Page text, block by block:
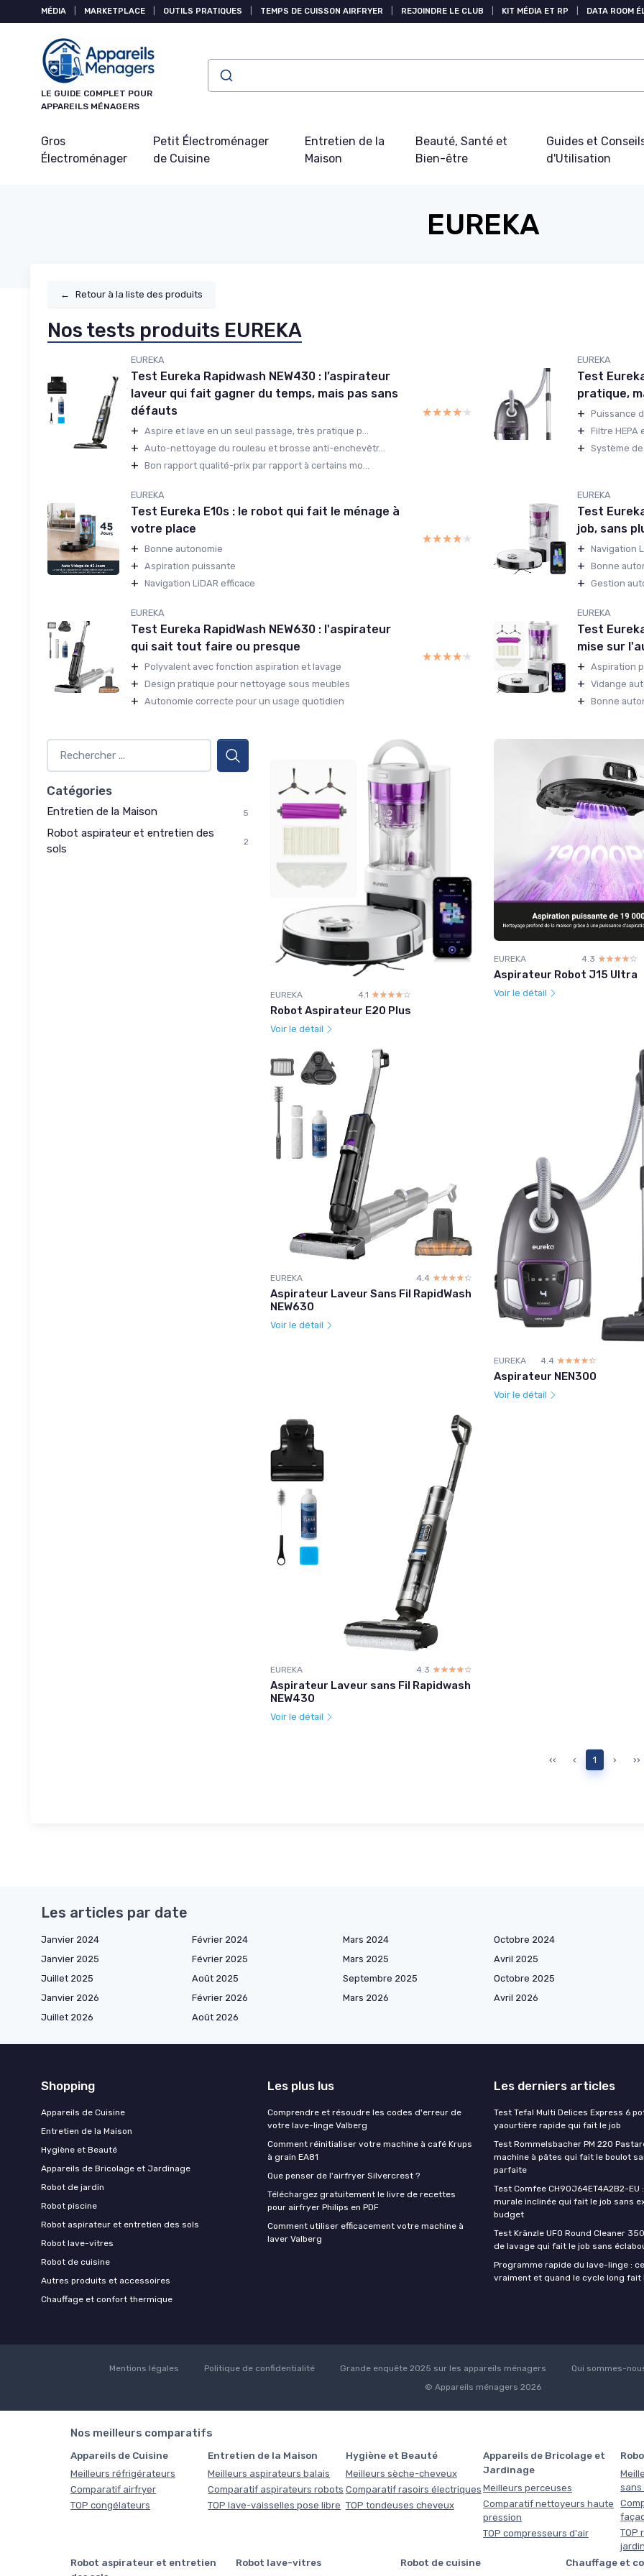
MÉDIA MARKETPLACE OUTILS PRATIQUES TEMPS DE CUISSON AIRFRYER REJOINDRE LE CLUB KIT MÉDIA ET RP DATA ROOM
LE GUIDE COMPLET POUR
APPAREILS MÉNAGERS
Gros
Électroménager
Petit Électroménager
de Cuisine
Entretien de la
Maison
Beauté, Santé et
Bien-être
Guides et
d'Utilisation
EUREKA
← Retour à la liste des produits
Nos tests produits EUREKA
EUREKA
Test Eureka Rapidwash NEW430 : l’aspirateur
laveur qui fait gagner du temps, mais pas sans
défauts
+ Aspire et lave en un seul passage, très pratique p...
+ Auto-nettoyage du rouleau et brosse anti-enchevêtr...
+ Bon rapport qualité-prix par rapport à certains mo...
★★★★★
★★★★★
EUREKA
Test
pratique,
+ Puissance
+ Filtre HEPA
+ Système
EUREKA
Test Eureka E10s : le robot qui fait le ménage à
votre place
+ Bonne autonomie
+ Aspiration puissante
+ Navigation LiDAR efficace
★★★★★
★★★★★
EUREKA
Test
job, sans
+ Navigation
+ Bonne
+ Gestion
EUREKA
Test Eureka RapidWash NEW630 : l'aspirateur
qui sait tout faire ou presque
+ Polyvalent avec fonction aspiration et lavage
+ Design pratique pour nettoyage sous meubles
+ Autonomie correcte pour un usage quotidien
★★★★★
★★★★★
EUREKA
Test
mise sur
+ Aspiration
+ Vidange
+ Bonne
Catégories
Entretien de la Maison 5
Robot aspirateur et entretien des
sols
2
EUREKA 4.1 ☆☆☆☆☆
★★★★★
Robot Aspirateur E20 Plus
Voir le détail
EUREKA 4.3 ☆☆☆☆☆
★★★★★
Aspirateur Robot J15 Ultra
Voir le détail
EUREKA 4.4 ☆☆☆☆☆
★★★★★
Aspirateur Laveur Sans Fil RapidWash
NEW630
Voir le détail
EUREKA 4.4 ☆☆☆☆☆
★★★★★
Aspirateur NEN300
Voir le détail
EUREKA 4.3 ☆☆☆☆☆
★★★★★
Aspirateur Laveur sans Fil Rapidwash
NEW430
Voir le détail
‹‹ ‹ 1 › ››
Les articles par date
Janvier 2024 Février 2024 Mars 2024 Octobre 2024
Janvier 2025
Février 2025 Mars 2025 Avril 2025
Juillet 2025
Août 2025 Septembre 2025 Octobre 2025
Janvier 2026
Février 2026 Mars 2026 Avril 2026
Juillet 2026
Août 2026
Shopping
Appareils de Cuisine
Entretien de la Maison
Hygiène et Beauté
Appareils de Bricolage et Jardinage
Robot de jardin
Robot piscine
Robot aspirateur et entretien des sols
Robot lave-vitres
Robot de cuisine
Autres produits et accessoires
Chauffage et confort thermique
Les plus lus
Comprendre et résoudre les codes d'erreur de
votre lave-linge Valberg
Comment réinitialiser votre machine à café Krups
à grain EA81
Que penser de l'airfryer Silvercrest ?
Téléchargez gratuitement le livre de recettes
pour airfryer Philips en PDF
Comment utiliser efficacement votre machine à
laver Valberg
Les derniers articles
Test Tefal Multi Delices Express 6
yaourtière rapide qui fait le job
Test Rommelsbacher PM 220
machine à pâtes qui fait le boulot
parfaite
Test Comfee CH90J64ET4A2B2-EU
murale inclinée qui fait le job sans
budget
Test Kränzle UFO Round Cleaner
de lavage qui fait le job sans
Programme rapide du lave-linge :
vraiment et quand le cycle long fait
Mentions légales Politique de confidentialité Grande enquête 2025 sur les appareils ménagers Qui sommes-
© Appareils ménagers 2026
Nos meilleurs comparatifs
Appareils de Cuisine
Meilleurs réfrigérateurs
Comparatif airfryer
TOP congélateurs
Entretien de la Maison
Meilleurs aspirateurs balais
Comparatif aspirateurs robots
TOP lave-vaisselles pose libre
Hygiène et Beauté
Meilleurs sèche-cheveux
Comparatif rasoirs électriques
TOP tondeuses cheveux
Appareils de Bricolage et
Jardinage
Meilleurs perceuses
Comparatif nettoyeurs haute
pression
TOP compresseurs d'air
sans
TOP
jardin
Robot aspirateur et entretien
Robot lave-vitres Robot de cuisine Chauffage et
Panneau de gestion des cookies